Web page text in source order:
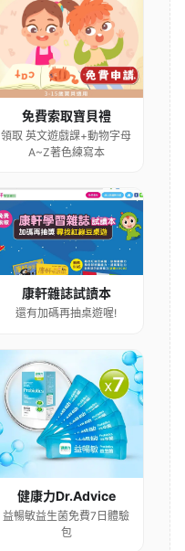
免費索取寶貝禮
領取 英文遊戲課+動物字母
A~Z著色練寫本
康軒雜誌試讀本
還有加碼再抽桌遊喔!
健康力Dr.Advice
益暢敏益生菌免費7日體驗
包